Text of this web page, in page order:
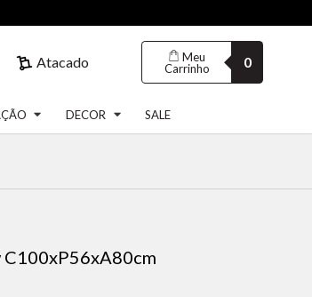
Atacado
Meu
Carrinho
0
DECOR SALE